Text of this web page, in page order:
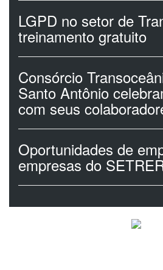
LGPD no setor de
treinamento gratuito
Consórcio
Santo Antônio
com seus
Oportunidades de
empresas do